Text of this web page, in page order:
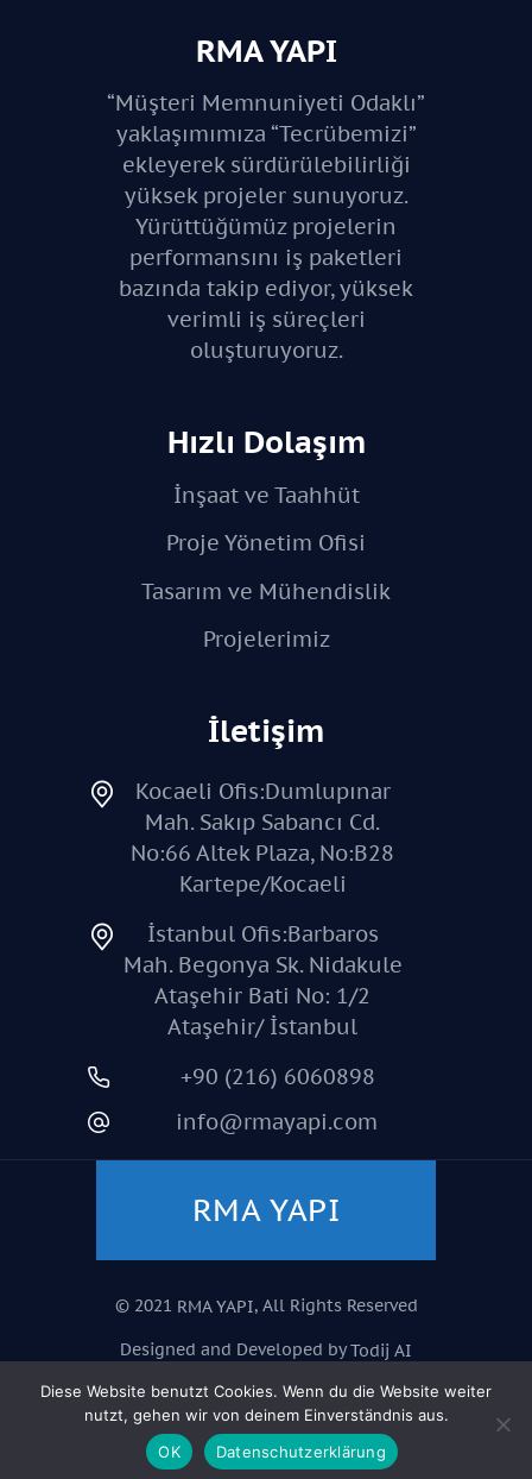
RMA YAPI
“Müşteri Memnuniyeti Odaklı”
yaklaşımımıza “Tecrübemizi”
ekleyerek sürdürülebilirliği
yüksek projeler sunuyoruz.
Yürüttüğümüz projelerin
performansını iş paketleri
bazında takip ediyor, yüksek
verimli iş süreçleri
oluşturuyoruz.
Hızlı Dolaşım
İnşaat ve Taahhüt
Proje Yönetim Ofisi
Tasarım ve Mühendislik
Projelerimiz
İletişim
Kocaeli Ofis:Dumlupınar
Mah. Sakıp Sabancı Cd.
No:66 Altek Plaza, No:B28
Kartepe/Kocaeli
İstanbul Ofis:Barbaros
Mah. Begonya Sk. Nidakule
Ataşehir Bati No: 1/2
Ataşehir/ İstanbul
+90 (216) 6060898
info@rmayapi.com
RMA YAPI
© 2021 RMA YAPI, All Rights Reserved
Designed and Developed byTodij AI
Technology
Çerez Politikası
Diese Website benutzt Cookies. Wenn du die Website weiter
nutzt, gehen wir von deinem Einverständnis aus.
OK
Datenschutzerklärung